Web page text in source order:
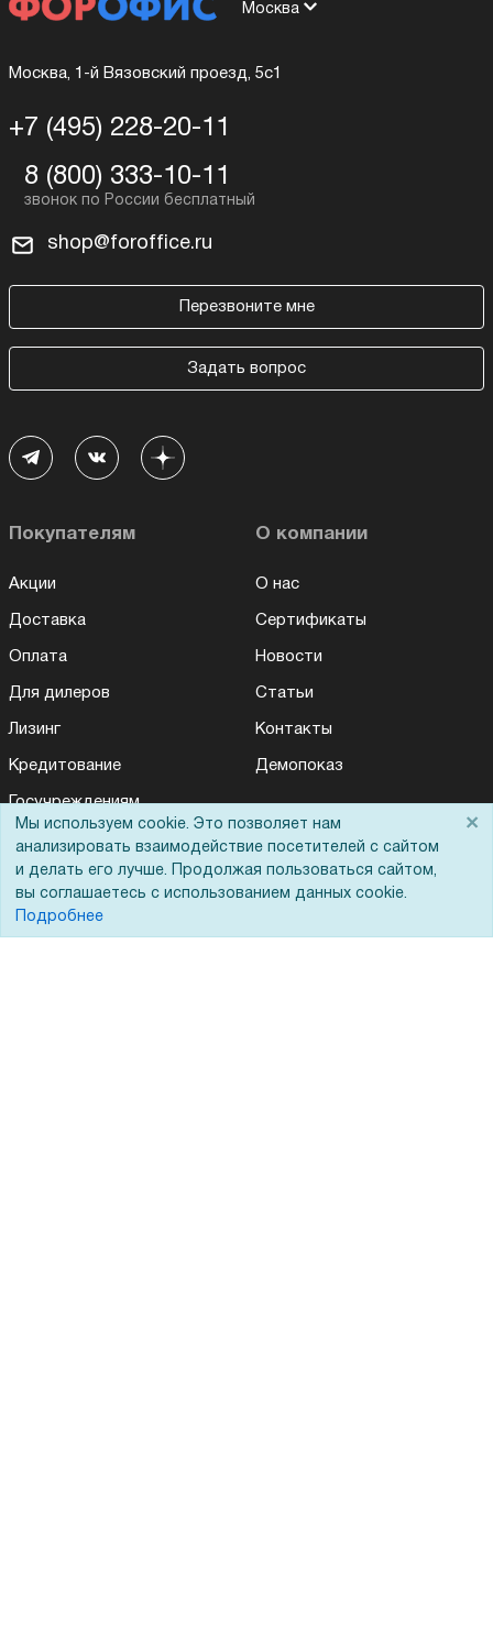
Москва
Москва, 1-й Вязовский проезд, 5с1
+7 (495) 228-20-11
8 (800) 333-10-11
shop@foroffice.ru
Перезвоните мне
Задать вопрос
Покупателям
Акции
Доставка
Оплата
Для дилеров
Лизинг
Кредитование
Госучреждениям
Бренды
ЭДО
О компании
О нас
Сертификаты
Новости
Статьи
Контакты
Демопоказ
Мы используем cookie. Это позволяет нам
анализировать взаимодействие посетителей с сайтом
и делать его лучше. Продолжая пользоваться сайтом,
вы соглашаетесь с использованием данных cookie.
Подробнее
×